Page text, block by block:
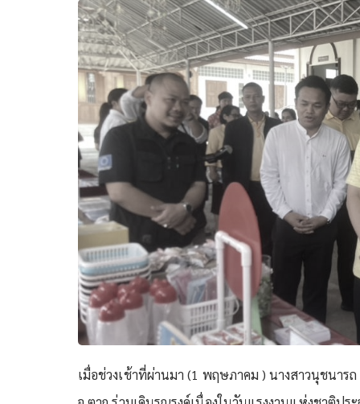
เมื่อช่วงเช้าที่ผ่านมา (1 พฤษภาคม ) นางสาวนุชนาร